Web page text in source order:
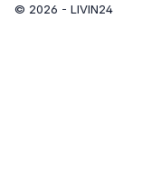
© 2026 - LIVIN24